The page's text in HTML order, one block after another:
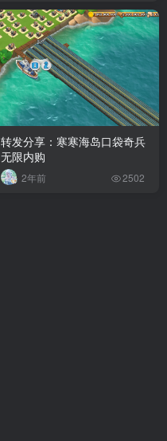
转发分享：寒寒海岛口袋奇兵
无限内购
2年前 2502